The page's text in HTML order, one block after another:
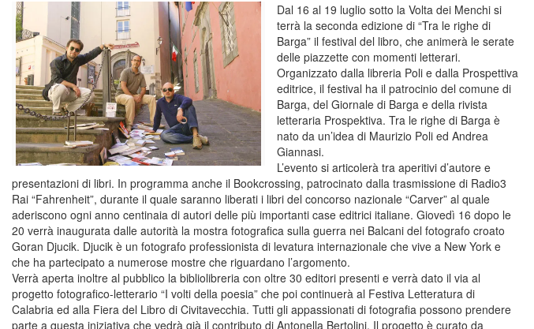
Dal 16 al 19 luglio sotto la Volta dei Menchi si
terrà la seconda edizione di “Tra le righe di
Barga” il festival del libro, che animerà le serate
delle piazzette con momenti letterari.
Organizzato dalla libreria Poli e dalla Prospettiva
editrice, il festival ha il patrocinio del comune di
Barga, del Giornale di Barga e della rivista
letteraria Prospektiva. Tra le righe di Barga è
nato da un’idea di Maurizio Poli ed Andrea
Giannasi.
L’evento si articolerà tra aperitivi d’autore e
presentazioni di libri. In programma anche il Bookcrossing, patrocinato dalla trasmissione di Radio3
Rai “Fahrenheit”, durante il quale saranno liberati i libri del concorso nazionale “Carver” al quale
aderiscono ogni anno centinaia di autori delle più importanti case editrici italiane. Giovedì 16 dopo le
20 verrà inaugurata dalle autorità la mostra fotografica sulla guerra nei Balcani del fotografo croato
Goran Djucik. Djucik è un fotografo professionista di levatura internazionale che vive a New York e
che ha partecipato a numerose mostre che riguardano l’argomento.
Verrà aperta inoltre al pubblico la bibliolibreria con oltre 30 editori presenti e verrà dato il via al
progetto fotografico-letterario “I volti della poesia” che poi continuerà al Festiva Letteratura di
Calabria ed alla Fiera del Libro di Civitavecchia. Tutti gli appassionati di fotografia possono prendere
parte a questa iniziativa che vedrà già il contributo di Antonella Bertolini. Il progetto è curato da